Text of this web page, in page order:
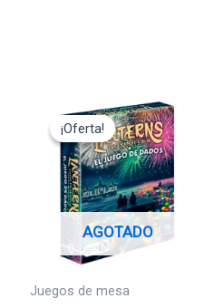
¡Oferta!
AGOTADO
¡Oferta!
Juegos de mesa
precio
original
era:
24,95€.
El
precio
actual
es:
22,45€.